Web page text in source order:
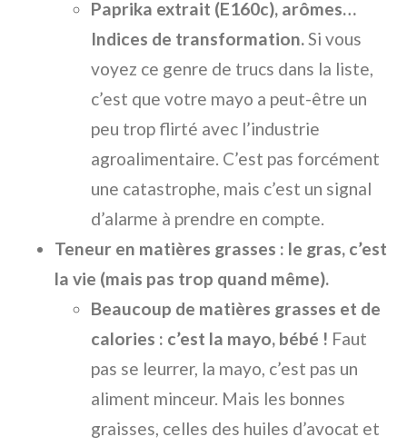
Paprika extrait (E160c), arômes…
Indices de transformation.Si vous
voyez ce genre de trucs dans la liste,
c’est que votre mayo a peut-être un
peu trop flirté avec l’industrie
agroalimentaire. C’est pas forcément
une catastrophe, mais c’est un signal
d’alarme à prendre en compte.
Teneur en matières grasses : le gras, c’est
la vie (mais pas trop quand même).
Beaucoup de matières grasses et de
calories : c’est la mayo, bébé ! Faut
pas se leurrer, la mayo, c’est pas un
aliment minceur. Mais les bonnes
graisses, celles des huiles d’avocat et